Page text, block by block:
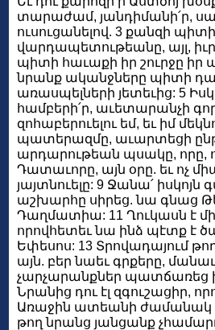
տարաժամ, յանդիմանի՛ր,
ուսուցանելով. 3 քանզի
վարդապետութեանը, այլ,
պիտի հաւաքի իր շուրջը իր
նրանք ականջները պիտի
առասպելների յետեւից: 5 Իսկ
համբերի՛ր, աւետարանչի
զոհաբերուելու եմ, եւ իմ
պատերազմը, աւարտեցի
արդարութեան պսակը, որը,
Դատաւորը, այն օրը. եւ ոչ
յայտնուելը: 9 Ջանա՛ իսկոյն
աշխարհը սիրեց. նա գնաց
Դաղմատիա: 11 Ղուկասն է
որովհետեւ նա ինձ պէտք է
Եփեսոս: 13 Տրովադայում
այն. բեր նաեւ գրքերը,
չարչարանքներ պատճառեց
Նրանից դու էլ զգուշացիր,
Առաջին ատեանի ժամանակ ոչ
թող նրանց յանցանք